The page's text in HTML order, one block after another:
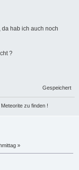
da hab ich auch noch
?
Gespeichert
zu finden !
»